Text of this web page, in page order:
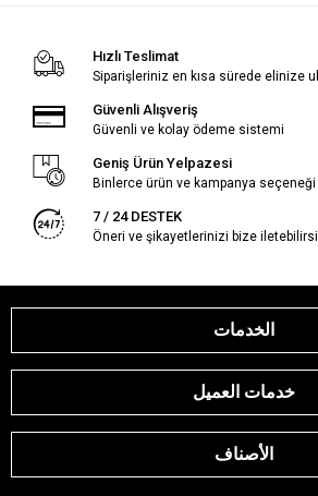
Hızlı Teslimat
Siparişleriniz en kısa sürede elinize
Güvenli Alışveriş
Güvenli ve kolay ödeme sistemi
Geniş Ürün Yelpazesi
Binlerce ürün ve kampanya seçeneği
7 / 24 DESTEK
Öneri ve şikayetlerinizi bize
الخدمات
خدمات العميل
الأصناف